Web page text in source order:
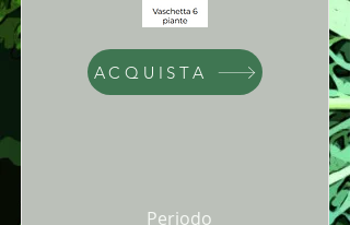
ACQUISTA
Periodo